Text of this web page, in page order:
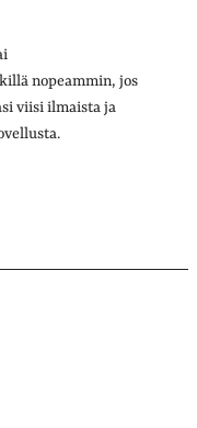
nopeammin, jos
viisi ilmaista ja